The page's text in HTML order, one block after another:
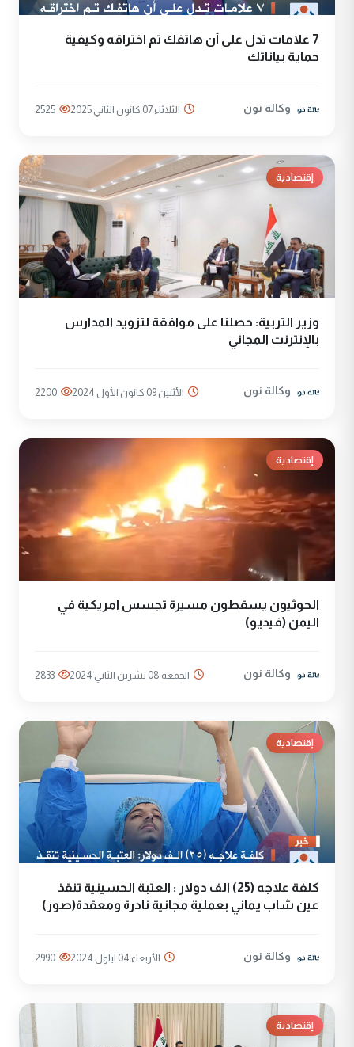
7 علامات تدل على أن هاتفك تم اختراقه وكيفية
حماية بياناتك
وكالة نون الثلاثاء 07 كانون الثاني 2025 2525
إقتصادية
وزير التربية: حصلنا على موافقة لتزويد المدارس
بالإنترنت المجاني
وكالة نون الأثنين 09 كانون الأول 2024 2200
إقتصادية
الحوثيون يسقطون مسيرة تجسس امريكية في
اليمن (فيديو)
وكالة نون الجمعة 08 تشرين الثاني 2024 2833
إقتصادية
كلفة علاجه (25) الف دولار : العتبة الحسينية تنقذ
عين شاب يماني بعملية مجانية نادرة ومعقدة(صور)
وكالة نون الأربعاء 04 ايلول 2024 2990
إقتصادية